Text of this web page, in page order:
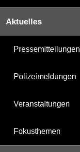
Aktuelles
Pressemitteilungen
Polizeimeldungen
Veranstaltungen
Fokusthemen